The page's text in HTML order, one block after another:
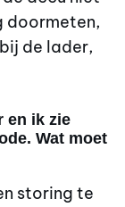
doormeten,
de lader,
en ik zie
Wat moet
storing te